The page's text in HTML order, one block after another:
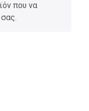
που να
σας.